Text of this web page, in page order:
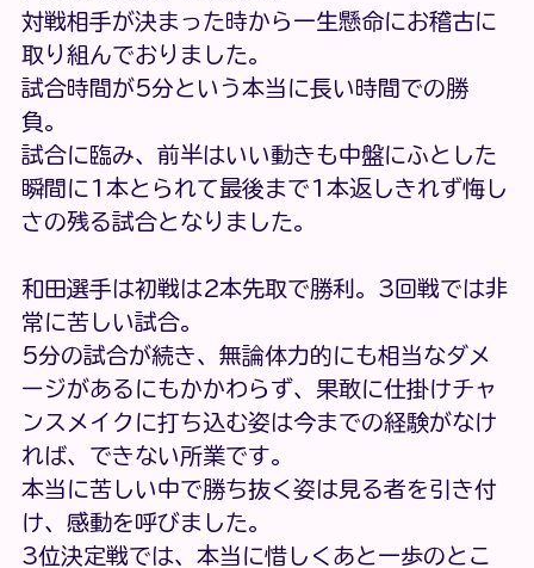
対戦相手が決まった時から一生懸命にお稽古に
取り組んでおりました。
試合時間が5分という本当に長い時間での勝
負。
試合に臨み、前半はいい動きも中盤にふとした
瞬間に1本とられて最後まで1本返しきれず悔し
さの残る試合となりました。
和田選手は初戦は2本先取で勝利。3回戦では非
常に苦しい試合。
5分の試合が続き、無論体力的にも相当なダメ
ージがあるにもかかわらず、果敢に仕掛けチャ
ンスメイクに打ち込む姿は今までの経験がなけ
れば、できない所業です。
本当に苦しい中で勝ち抜く姿は見る者を引き付
け、感動を呼びました。
3位決定戦では、本当に惜しくあと一歩のとこ